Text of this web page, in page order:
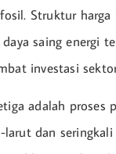
Struktur harga
saing energi
investasi
adalah proses
larut dan